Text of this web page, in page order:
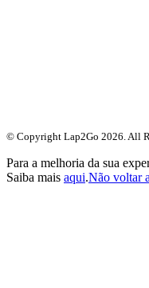
© Copyright Lap2Go 2026 . All
Para a melhoria da sua
Saiba mais aqui.Não voltar